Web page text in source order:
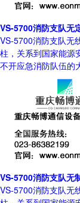
VS-5700消防支队无
VS-5700消防支队无
柱，关系到国家能源
不开应急消防队伍的
VS-5700消防支队无
VS-5700消防支队无